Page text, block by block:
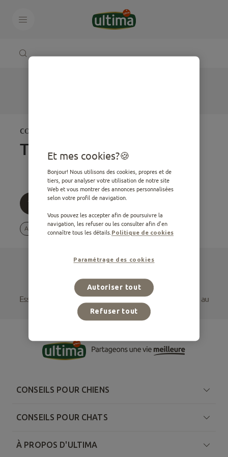
CONSEILS POUR VOTRE
Tous
Tous
Adulte
Aucun résultat pour votre recherche
Essayez de modifier votre sélection de filtres ou accédez au
contenu via ces articles connexes
CONSEILS POUR CHIENS
CONSEILS POUR CHATS
À PROPOS D'ULTIMA
Et mes cookies?
Bonjour! Nous utilisons des cookies, propres et de
tiers, pour analyser votre utilisation de notre site
Web et vous montrer des annonces personnalisées
selon votre profil de navigation.
Vous pouvez les accepter afin de poursuivre la
navigation, les refuser ou les consulter afin d'en
connaître tous les détails.Politique de cookies
Paramétrage des cookies
Refuser tout
Autoriser tout